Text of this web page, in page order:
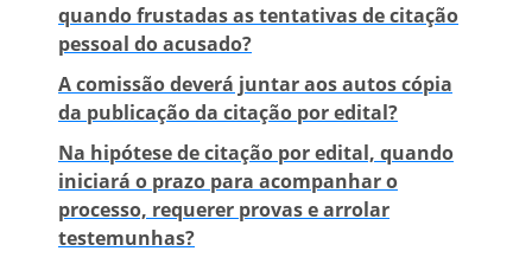
quando frustadas as tentativas de citação
pessoal do acusado?
A comissão deverá juntar aos autos cópia
da publicação da citação por edital?
Na hipótese de citação por edital, quando
iniciará o prazo para acompanhar o
processo, requerer provas e arrolar
testemunhas?